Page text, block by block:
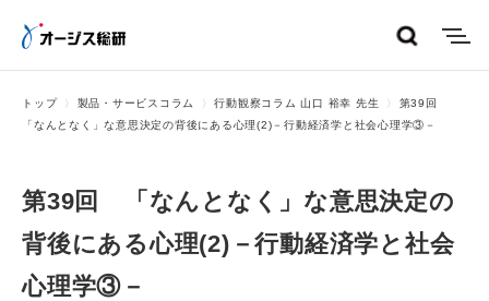
トップ 製品・サービスコラム 行動観察コラム 山口 裕幸 先生
第39回
「なんとなく」な意思決定の背後にある心理(2)－行動経済学と社会心理学③－
第39回 「なんとなく」な意思決定の
背後にある心理(2)－行動経済学と社会
心理学③－